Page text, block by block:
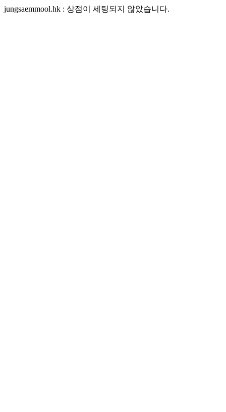
jungsaemmool.hk : 상점이 세팅되지 않았습니다.